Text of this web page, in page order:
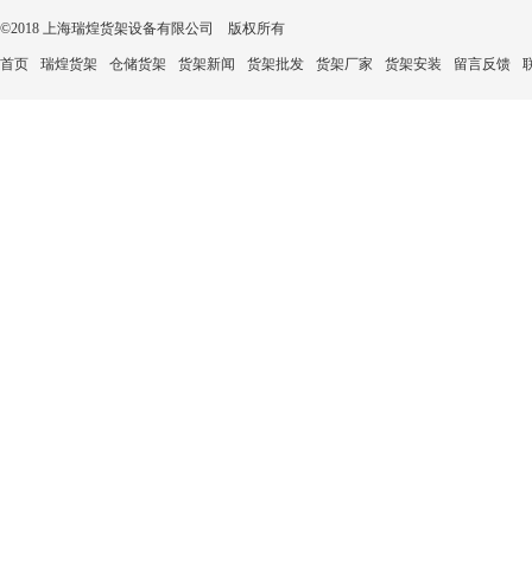
©2018 上海瑞煌货架设备有限公司 版权所有
首页 瑞煌货架 仓储货架 货架新闻 货架批发 货架厂家 货架安装 留言反馈